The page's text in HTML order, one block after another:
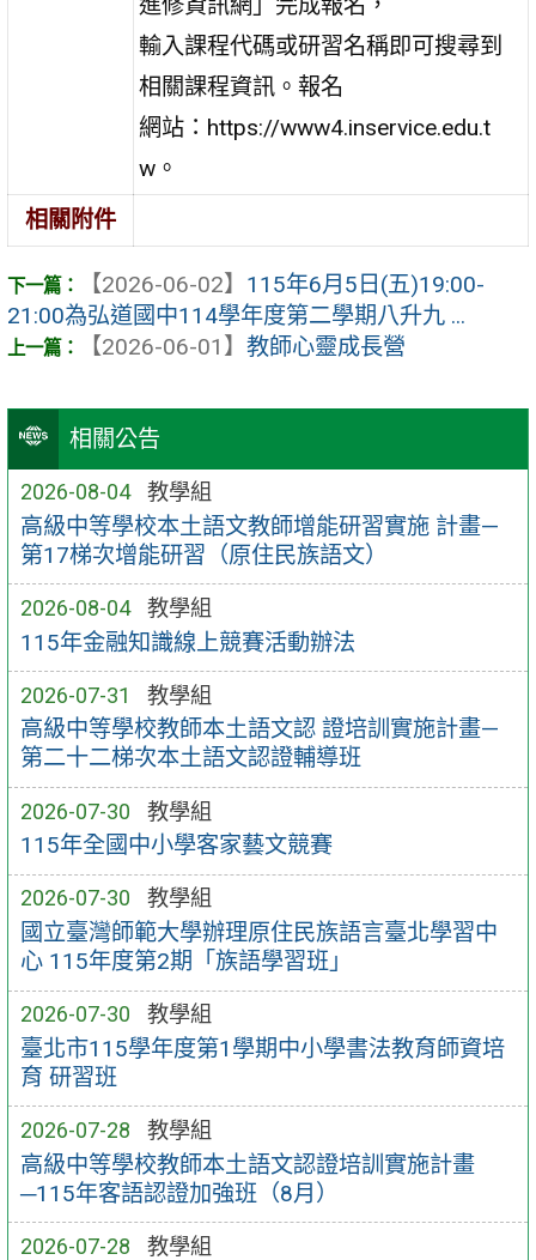
相關公告
2026-08-04 教學組
高級中等學校本土語文教師增能研習實施 計畫—
第17梯次增能研習（原住民族語文）
2026-08-04 教學組
115年金融知識線上競賽活動辦法
2026-07-31 教學組
高級中等學校教師本土語文認 證培訓實施計畫—
第二十二梯次本土語文認證輔導班
2026-07-30 教學組
115年全國中小學客家藝文競賽
2026-07-30 教學組
國立臺灣師範大學辦理原住民族語言臺北學習中
心 115年度第2期「族語學習班」
2026-07-30 教學組
臺北市115學年度第1學期中小學書法教育師資培
育 研習班
2026-07-28 教學組
高級中等學校教師本土語文認證培訓實施計畫
─115年客語認證加強班（8月）
2026-07-28 教學組
輸入課程代碼或研習名稱即可搜尋到
相關課程資訊。報名
網站：https://www4.inservice.edu.t
w。
相關附件
【2026-06-02】 115年6月5日(五)19:00-
21:00為弘道國中114學年度第二學期八升九 ...
【2026-06-01】 教師心靈成長營